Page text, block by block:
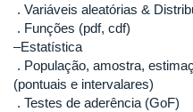
. Variáveis aleatórias &
. Funções (pdf, cdf)
–Estatística
. População, amostra,
(pontuais e intervalares)
. Testes de aderência (GoF)